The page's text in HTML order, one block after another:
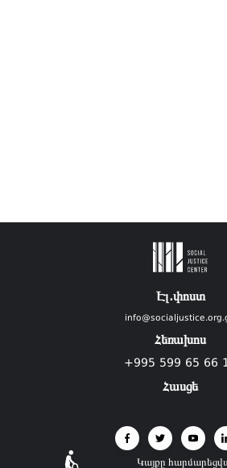
Էլ.փոստ
Հեռախոս
+995 599 65 66
Հասցե
Կայքը